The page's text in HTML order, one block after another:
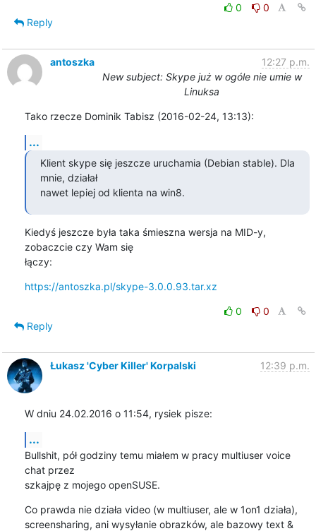
0
0
Reply
antoszka
12:27 p.m.
New subject: Skype już w ogóle nie umie w
Linuksa
Tako rzecze Dominik Tabisz (2016-02-24, 13:13):
...
Klient skype się jeszcze uruchamia (Debian stable). Dla
mnie, działał
nawet lepiej od klienta na win8.
Kiedyś jeszcze była taka śmieszna wersja na MID-y,
zobaczcie czy Wam się
łączy:
https://antoszka.pl/skype-3.0.0.93.tar.xz
0
0
Reply
Łukasz 'Cyber Killer' Korpalski 12:39 p.m.
W dniu 24.02.2016 o 11:54, rysiek pisze:
...
Bullshit, pół godziny temu miałem w pracy multiuser voice
chat przez
szkajpę z mojego openSUSE.
Co prawda nie działa video (w multiuser, ale w 1on1 działa),
screensharing, ani wysyłanie obrazków, ale bazowy text &